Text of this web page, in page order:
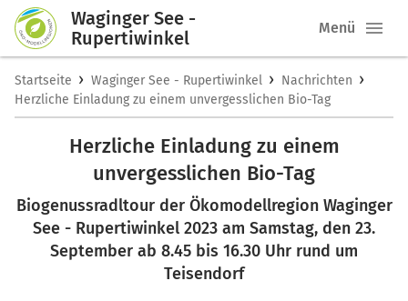
Waginger See -
Rupertiwinkel
Menü
Startseite › Waginger See - Rupertiwinkel › Nachrichten ›
Herzliche Einladung zu einem unvergesslichen Bio-Tag
Herzliche Einladung zu einem
unvergesslichen Bio-Tag
Biogenussradltour der Ökomodellregion Waginger
See - Rupertiwinkel 2023 am Samstag, den 23.
September ab 8.45 bis 16.30 Uhr rund um
Teisendorf